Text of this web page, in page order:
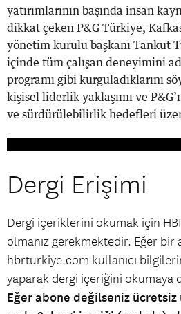
yatırımlarının başında insan
dikkat çeken P&G Türkiye,
yönetim kurulu başkanı Tankut
içinde tüm çalışan deneyimini
programı gibi kurguladıklarını
kişisel liderlik yaklaşımı ve
ve sürdürülebilirlik hedefleri
Dergi Erişimi
Dergi içeriklerini okumak için
olmanız gerekmektedir. Eğer bir
hbrturkiye.com kullanıcı
yaparak dergi içeriğini okumaya
Eğer abone değilseniz